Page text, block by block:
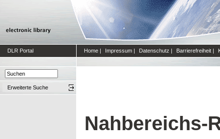
DLR Portal Home | Impressum | Datenschutz | Barrierefreiheit |
Erweiterte Suche
Nahbereichs-